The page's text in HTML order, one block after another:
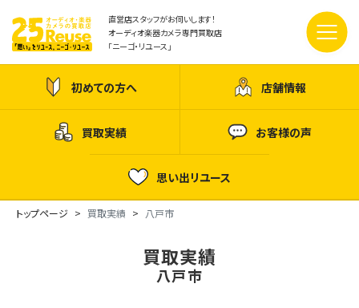
直営店スタッフがお伺いします！
オーディオ楽器カメラ専門買取店
「ニーゴ・リユース」
初めての方へ 店舗情報
買取実績 お客様の声
思い出リユース
トップページ 買取実績 八戸市
買取実績
八戸市